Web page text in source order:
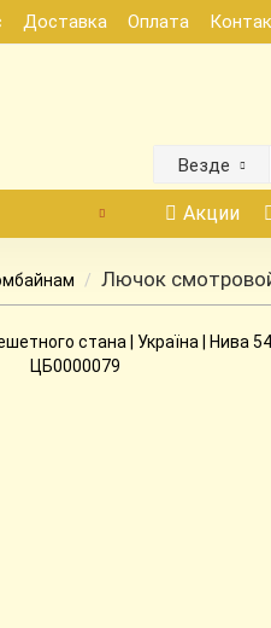
Доставка Оплата
Везде
Акции
Лючок